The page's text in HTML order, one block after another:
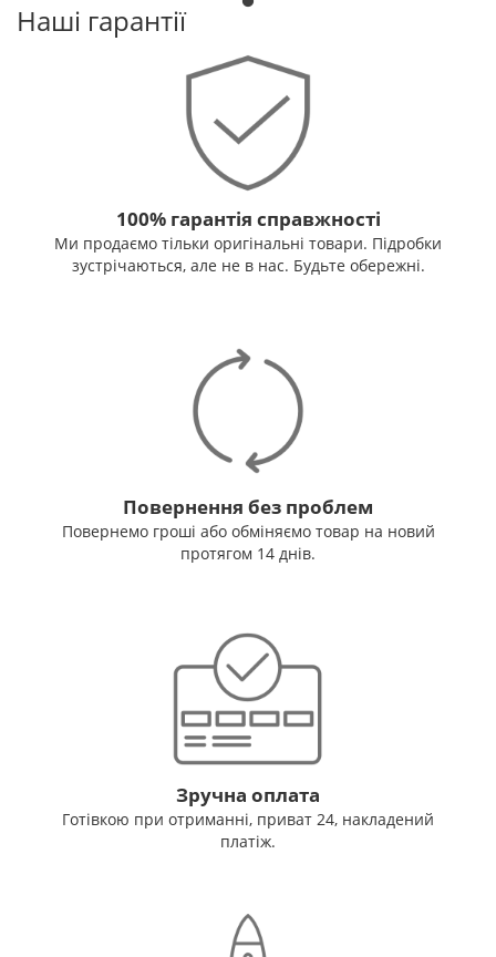
Наші гарантії
100% гарантія справжності
Ми продаємо тільки оригінальні товари. Підробки
зустрічаються, але не в нас. Будьте обережні.
Повернення без проблем
Повернемо гроші або обміняємо товар на новий
протягом 14 днів.
Зручна оплата
Готівкою при отриманні, приват 24, накладений
платіж.